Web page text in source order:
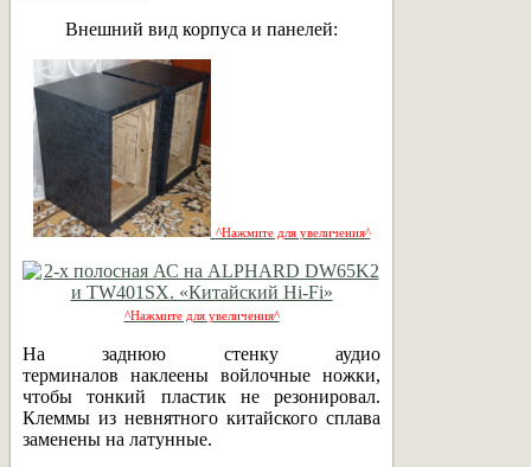
Внешний вид корпуса и панелей:
^Нажмите для увеличения^
^Нажмите для увеличения^
На заднюю стенку аудио
терминалов наклеены войлочные ножки,
чтобы тонкий пластик не резонировал.
Клеммы из невнятного китайского сплава
заменены на латунные.